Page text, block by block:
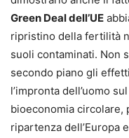
Green Deal dell’UE
ripristino della fertilità
suoli contaminati. Non
secondo piano gli
l’impronta dell’uomo
bioeconomia circolare,
ripartenza dell’Europa